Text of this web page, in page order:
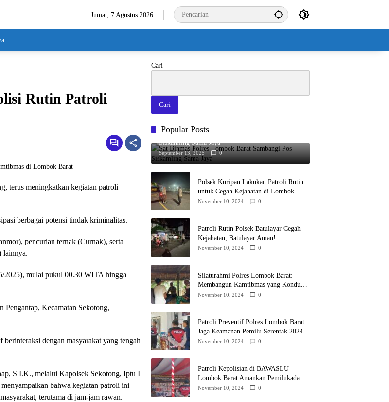
Jumat, 7 Agustus 2026
Rutin Patroli
terus meningkatkan kegiatan patroli
berbagai potensi tindak kriminalitas.
pencurian ternak (Curnak), serta
lainnya.
2025), mulai pukul 00.30 WITA hingga
Pengantap, Kecamatan Sekotong,
dengan masyarakat yang tengah
S.I.K., melalui Kapolsek Sekotong, Iptu I
bahwa kegiatan patroli ini
terutama di jam-jam rawan.
Cari
Cari
Popular Posts
Sat Binmas Polres Lombok Barat Sambangi Pos
Siskamling Sama Jaya
September 13, 2025 0
Polsek Kuripan Lakukan Patroli Rutin
untuk Cegah Kejahatan di Lombok
Barat
November 10, 2024 0
Patroli Rutin Polsek Batulayar Cegah
Kejahatan, Batulayar Aman!
November 10, 2024 0
Silaturahmi Polres Lombok Barat:
Membangun Kamtibmas yang Kondusif
untuk Pilkada 2024
November 10, 2024 0
Patroli Preventif Polres Lombok Barat
Jaga Keamanan Pemilu Serentak 2024
November 10, 2024 0
Patroli Kepolisian di BAWASLU
Lombok Barat Amankan Pemilukada
2024
November 10, 2024 0